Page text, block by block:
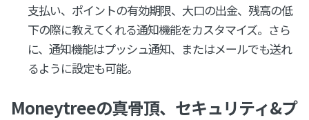
支払い、ポイントの有効期限、大口の出金、残高の低
下の際に教えてくれる通知機能をカスタマイズ。さら
に、通知機能はプッシュ通知、またはメールでも送れ
るように設定も可能。
Moneytreeの真骨頂、セキュリティ&プ